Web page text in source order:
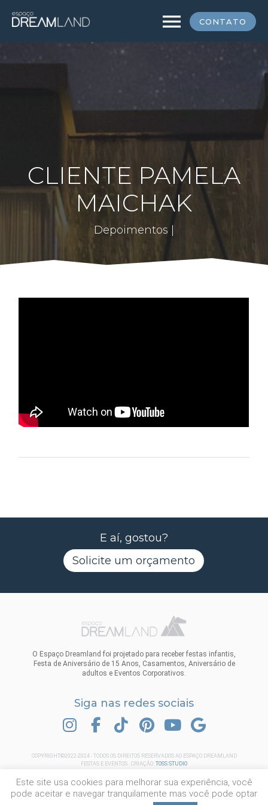
CONTATO
menu
CLIENTE PAMELA
MAICHAK
Depoimentos |
E aí, gostou?
Solicite um orçamento
O Espaço Dreamland foi projetado para receber festas infantis,
Festa de Aniversário de 15 Anos, Casamentos, Aniversário de
adultos e Eventos Corporativos.
Siga nas redes sociais
INSTAGRAMFACEBOOKTIK TOK PINTERESTYOUTUBE
COPYRIGHT©2022-2024 - TODOS OS DIREITOS RESERVADOS AO ESPAÇO DREAMLAND
FESTAS E EVENTOS . CRIAÇÃO:TOSS STUDIO
Este site usa cookies para melhorar sua experiência, você
pode aceitar e navegar tranquilamente mas você pode optar